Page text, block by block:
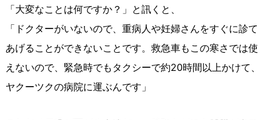
「大変なことは何ですか？」と訊くと、
「ドクターがいないので、重病人や妊婦さんをすぐに診て
あげることができないことです。救急車もこの寒さでは使
えないので、緊急時でもタクシーで約20時間以上かけて、
ヤクーツクの病院に運ぶんです」